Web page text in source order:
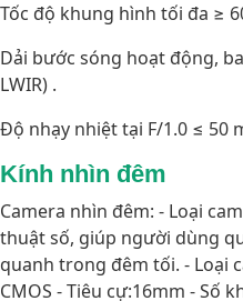
Tốc độ khung hình tối đa ≥
Dải bước sóng hoạt động,
LWIR) .
Độ nhạy nhiệt tại F/1.0 ≤ 50
Kính nhìn đêm
Camera nhìn đêm: - Loại
thuật số, giúp người dùng
quanh trong đêm tối. - Loại
CMOS - Tiêu cự:16mm - Số